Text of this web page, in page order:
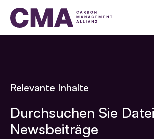
Skip to main content
Skip to page footer
Durchsuchen Sie
Newsbeiträge
Relevante Inhalte